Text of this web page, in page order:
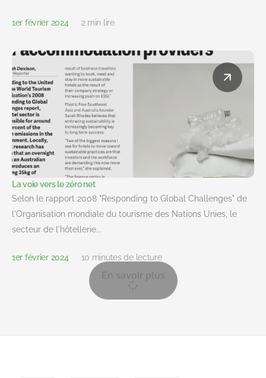
1er février 2024 2 min lire
La voie vers le zéro net
Selon le rapport 2008 "Responding to Global Challenges" de
l'Organisation mondiale du tourisme des Nations Unies, le
secteur de l'hôtellerie...
1er février 2024 10 minutes de lecture